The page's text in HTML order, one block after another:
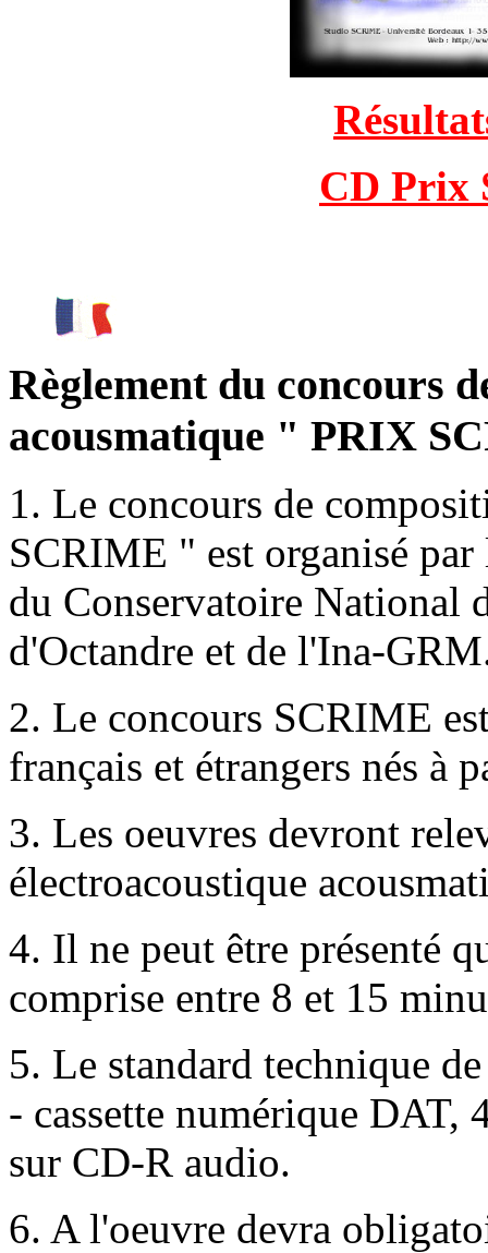
CD Prix
Règlement du concours
acousmatique " PRIX
1. Le concours de
SCRIME " est organisé
du Conservatoire National
d'Octandre et de l'Ina-
2. Le concours SCRIME
français et étrangers nés à
3. Les oeuvres devront
électroacoustique
4. Il ne peut être présenté
comprise entre 8 et 15
5. Le standard technique
- cassette numérique
sur CD-R audio.
6. A l'oeuvre devra